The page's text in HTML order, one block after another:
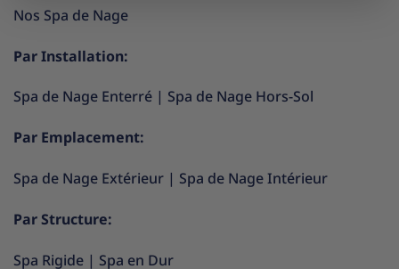
Nos Spa de Nage
Par Installation:
Spa de Nage Enterré | Spa de Nage Hors-Sol
Par Emplacement:
Spa de Nage Extérieur | Spa de Nage Intérieur
Par Structure:
Spa Rigide | Spa en Dur